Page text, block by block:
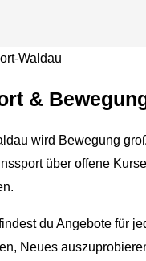
&
wird Bewegung
über offene
du Angebote für
Neues